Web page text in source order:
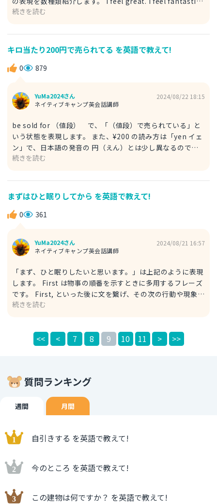
I feel amazing. これらの表現は全てシンプルで聞き手にも
葉はありますが、 mental health, mentally-ill などとい
ったように医学的な意味合いが強い場合が多いです。 「メ
ンタルが強い」という表現は mentally strong ですが、そ
れ以外に「メンタル抜群」に近い表現は見当たりません。 I
爽快な気分でやる気が出てるので最高の気分です。
続きを読む
キロ当たり200円で売られてる を英語で教えて!
0 879
YuMa2024さん
ネイティブキャンプ英会話講師
2024/08/22 18:15
be sold for （値段） で、「（値段）で売られている」と
いう状態を表現します。 また、¥200 の読み方は「yen イェ
ン」で、日本語の発音の 円（えん）とは少し異なるので注
意が必要です。 per （数量） は、「（数量）当たり」とい
様々な表現があります。 例） per group グループにつき
per person 一人につき At the market, apples are sold
by weight, not number. It's sold for ¥200 per
kilogram. 市場では、リンゴは数ではなく重さで売られて
続きを読む
まずはひと眠りしてから を英語で教えて!
0 361
YuMa2024さん
ネイティブキャンプ英会話講師
2024/08/21 16:57
「まず、ひと眠りしたいと思います。」は上記のように表現
します。 First は物事の順番を示すときに多用するフレーズ
です。 First, といった後に文を繋げ、その次の行動や現象を
Second, Third, などといったように表現していきます。 そ
りする時に nap と呼ぶことができます。 日中に10 - 30分程
で仕事に戻る。
続きを読む
<< < 7 8 9 10 11 > >>
質問ランキング
週間 月間
自引きする を英語で教えて!
今のところ を英語で教えて!
この建物は何ですか？ を英語で教えて!